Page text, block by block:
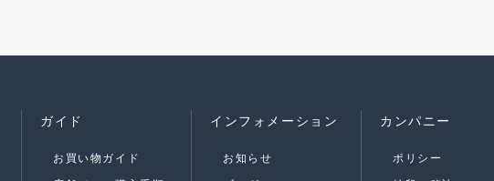
ガイド
お買い物ガイド
インフォメーション
お知らせ
カンパニー
ポリシー